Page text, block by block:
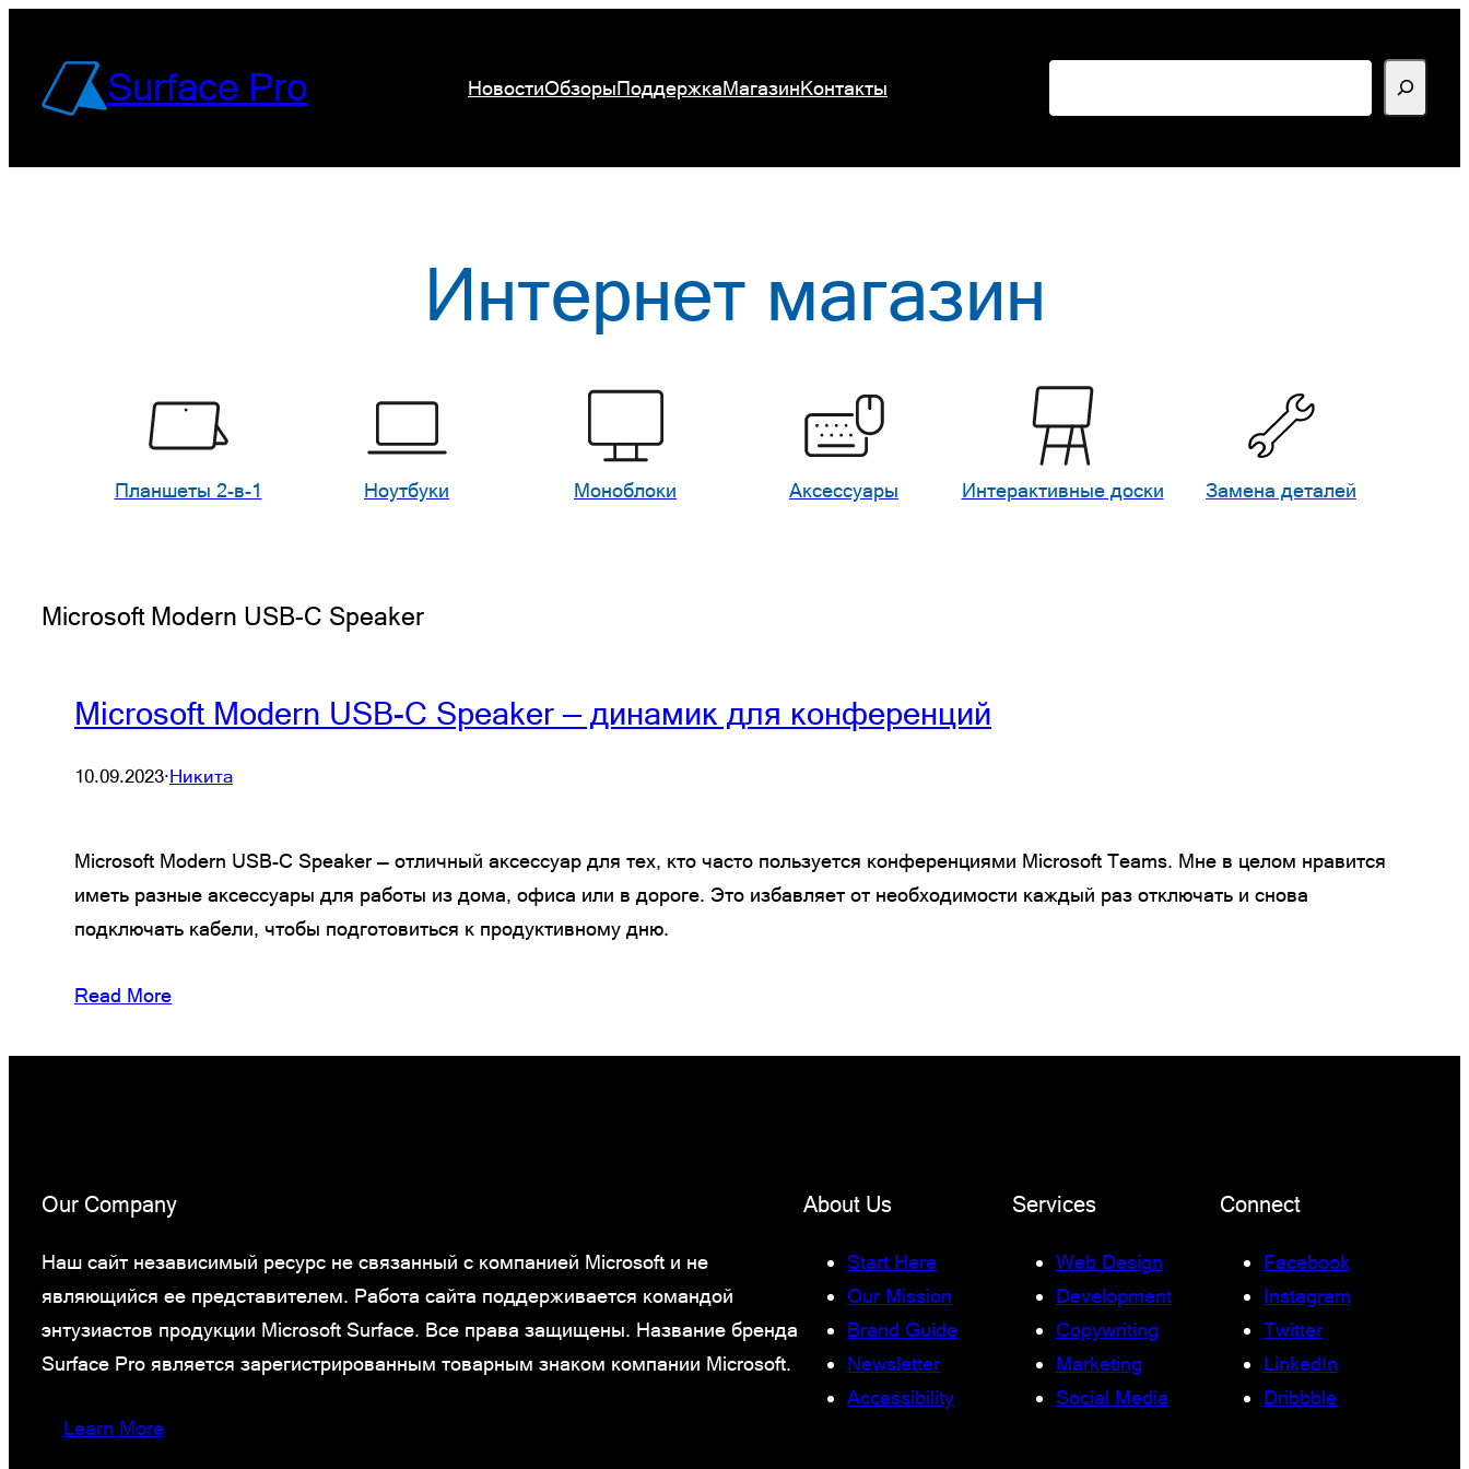
содержимомуSurface Pro НовостиОбзорыПоддержкаМагазинКонтакты
Интернет магазин
Планшеты 2-в-1 Ноутбуки Моноблоки Аксессуары Интерактивные доски Замена деталей
Microsoft Modern USB-C Speaker
Microsoft Modern USB-C Speaker — динамик для конференций
10.09.2023·Никита
Microsoft Modern USB-C Speaker — отличный аксессуар для тех, кто часто пользуется конференциями Microsoft Teams. Мне в целом нравится
иметь разные аксессуары для работы из дома, офиса или в дороге. Это избавляет от необходимости каждый раз отключать и снова
подключать кабели, чтобы подготовиться к продуктивному дню.
Read More
Our Company
Наш сайт независимый ресурс не связанный с компанией Microsoft и не
являющийся ее представителем. Работа сайта поддерживается командой
энтузиастов продукции Microsoft Surface. Все права защищены. Название бренда
Surface Pro является зарегистрированным товарным знаком компании Microsoft.
Learn More
About Us
Start Here
Our Mission
Brand Guide
Newsletter
Accessibility
Services
Web Design
Development
Copywriting
Marketing
Social Media
Connect
Facebook
Instagram
Twitter
LinkedIn
Dribbble